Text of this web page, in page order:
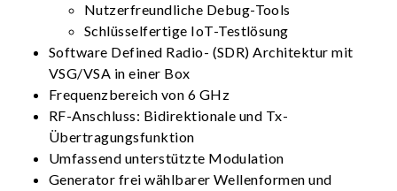
Nutzerfreundliche Debug-Tools
Schlüsselfertige IoT-Testlösung
Software Defined Radio- (SDR) Architektur mit
VSG/VSA in einer Box
Frequenzbereich von 6 GHz
RF-Anschluss: Bidirektionale und Tx-
Übertragungsfunktion
Umfassend unterstützte Modulation
Generator frei wählbarer Wellenformen und